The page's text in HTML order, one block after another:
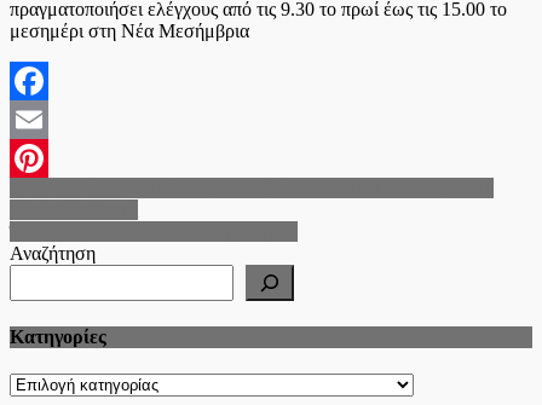
πραγματοποιήσει ελέγχους από τις 9.30 το πρωί έως τις 15.00 το
μεσημέρι στη Νέα Μεσήμβρια
Facebook
Email
Pinterest
Πλοήγηση
άρθρων
Αναζήτηση
Kατηγορίες
Kατηγορίες